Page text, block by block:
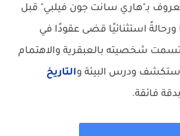
بـ"هاري سانت جون فيلبي" قبل
ورحالةً استثنائيًا قضى عقودًا في
اتسمت شخصيته بالعبقرية والاهتمام
ودرس البيئة والتاريخ
فائقة.